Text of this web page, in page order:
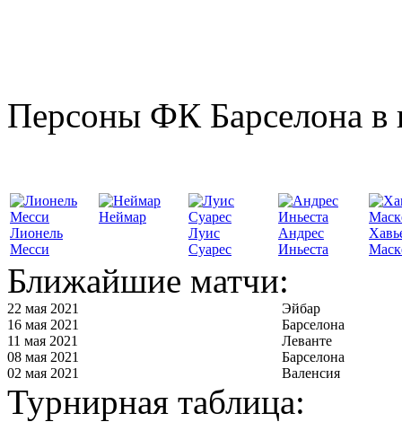
Персоны ФК Барселона в
Лионель
Месси
Неймар
Луис
Суарес
Андрес
Иньеста
Ближайшие матчи:
22 мая 2021
Эйбар
16 мая 2021
Барселона
11 мая 2021
Леванте
08 мая 2021
Барселона
02 мая 2021
Валенсия
Турнирная таблица: